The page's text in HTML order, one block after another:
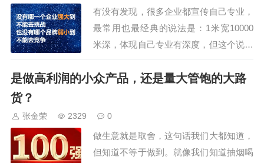
得养护品体积小、利润高、好操作，也没
有什么门槛，产品可以代工，启动资金
小…
有没有发现，很多企业都宣传自己专业，
最常用也最经典的说法是：1米宽10000
米深，体现自己专业有深度，但这个说法
是自欺欺人，只能当宣传口号，千万不要
当成自己企业的战略，如果你真这么做，
在。做市…
是做高利润的小众产品，还是量大管饱的大路
货？
张金荣 2329 0
做生意就是取舍，这句话我们大都知道，
但知道不等于做到。就像我们知道抽烟喝